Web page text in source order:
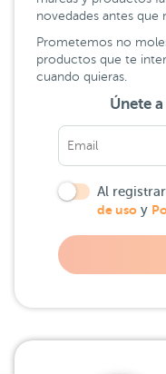
novedades antes que
Prometemos no
productos que te
cuando quieras.
Únete
Al
de uso y